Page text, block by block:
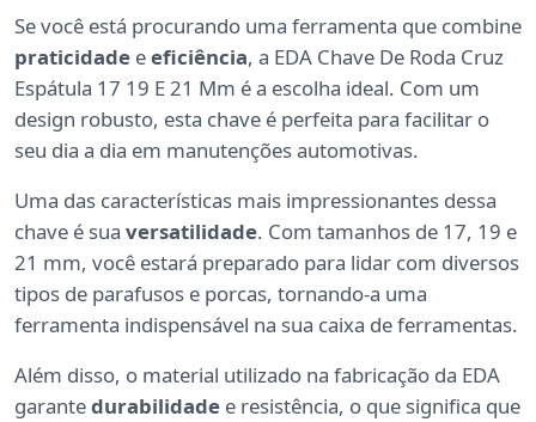
Se você está procurando uma ferramenta que combine
praticidade eeficiência, a EDA Chave De Roda Cruz
Espátula 17 19 E 21 Mm é a escolha ideal. Com um
design robusto, esta chave é perfeita para facilitar o
seu dia a dia em manutenções automotivas.
Uma das características mais impressionantes dessa
chave é sua versatilidade. Com tamanhos de 17, 19 e
21 mm, você estará preparado para lidar com diversos
tipos de parafusos e porcas, tornando-a uma
ferramenta indispensável na sua caixa de ferramentas.
Além disso, o material utilizado na fabricação da EDA
garantedurabilidade e resistência, o que significa que